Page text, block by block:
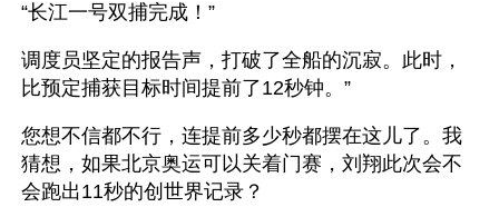
“长江一号双捕完成！”
调度员坚定的报告声，打破了全船的沉寂。此时，
比预定捕获目标时间提前了12秒钟。”
您想不信都不行，连提前多少秒都摆在这儿了。我
猜想，如果北京奥运可以关着门赛，刘翔此次会不
会跑出11秒的创世界记录？